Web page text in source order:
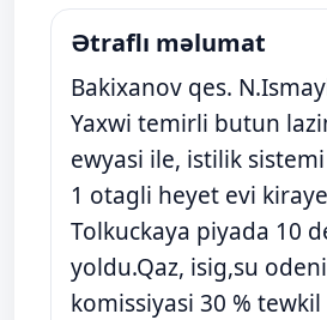
Ətraflı məlumat
Bakixanov qes.
Yaxwi temirli butun
ewyasi ile, istilik
1 otagli heyet evi
Tolkuckaya piyada 10
yoldu.Qaz, isig,su
komissiyasi 30 %